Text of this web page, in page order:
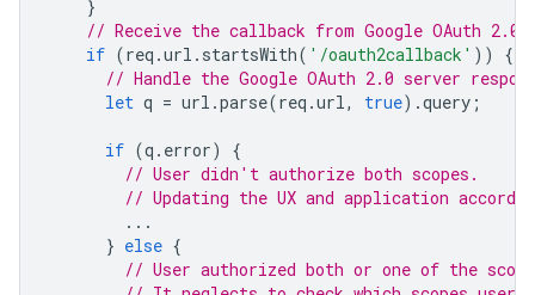
}
// Receive the callback from Google OAuth 2.0
if (req .url . startsWith( '/oauth2callback' ))
{
// Handle the Google OAuth 2.0 server
let q = url .parse(req .url, true).query ;
if (q . error)
{
// User didn't authorize both scopes.
// Updating the UX and application
...
} else {
// User authorized both or one of the